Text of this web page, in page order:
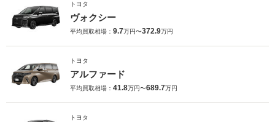
トヨタ
ヴォクシー
平均買取相場： 9.7万円〜372.9万円
トヨタ
アルファード
平均買取相場： 41.8万円〜689.7万円
トヨタ